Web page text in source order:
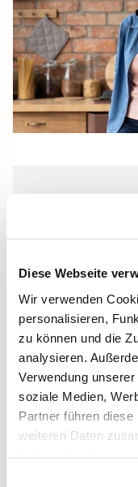
Diese Webseite
Wir verwenden
personalisieren,
zu können und die
analysieren.
Verwendung
soziale Medien,
Partner führen
weiteren Daten
Mittwoch,
Uhr
St. Josef,
18437